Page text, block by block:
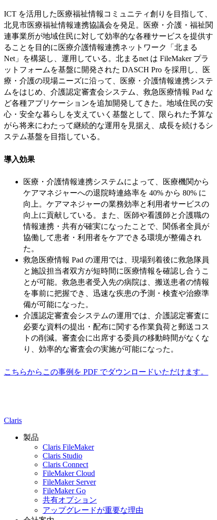
ICT を活用した医療福祉情報コミュニティ創りを目指して、
北見市医療福祉情報連携協議会を発足。医療・介護・福祉関
連事業所が地域住民に対して効率的な各種サービスを提供す
ることを目的に医療介護情報連携ネットワーク「北まる
Net」を構築し、運用している。北まるnet は FileMaker プラ
ットフォームを基盤に開発された DASCH Pro を採用し、医
療・介護の現場ニーズに沿って、医療・介護情報連携システ
ムをはじめ、介護認定審査会システム、救急医療情報 Pad な
ど各種アプリケーションを追加開発してきた。地域住民の安
心・安全な暮らしを支えていく基盤として、限られた予算な
がら将来にわたって継続的な運用を見据え、成長を続けるシ
ステム基盤を目指している。
導入効果
医療・介護情報連携システムによって、医療機関から
ケアマネジャーへの退院時連絡率を 40% から 80% に
向上。ケアマネジャーの業務効率と利用者サービスの
向上に貢献している。また、医師や看護師と介護職の
情報連携・共有が確実になったことで、関係者全員が
協働して患者・利用者をケアできる環境が整備され
た。
救急医療情報 Pad の運用では、現場到着後に救急隊員
と施設担当者双方が短時間に医療情報を確認し合うこ
とが可能。救急患者受入先の病院は、搬送患者の情報
を事前に把握でき、迅速な疾患の予測・検査や治療準
備が可能になった。
介護認定審査会システムの運用では、介護認定審査に
必要な資料の提出・配布に関する作業負荷と郵送コス
トの削減。審査会に出席する委員の移動時間がなくな
り、効率的な審査会の実施が可能になった。
こちらからこの事例を PDF でダウンロードいただけます。
Claris
製品
Claris FileMaker
Claris Studio
Claris Connect
FileMaker Cloud
FileMaker Server
FileMaker Go
共有オプション
アップグレードが重要な理由